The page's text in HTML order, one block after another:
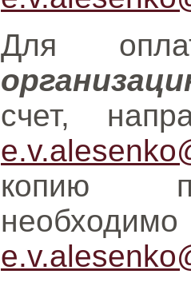
Для
счет,
копию